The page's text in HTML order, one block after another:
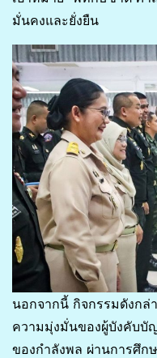
มั่นคงและยั่งยืน
นอกจากนี้ กิจกรรมดังกล่
ความมุ่งมั่นของผู้บังคับ
ของกำลังพล ผ่านการศึก